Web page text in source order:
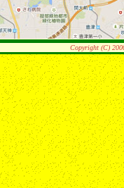
Copyright (C)